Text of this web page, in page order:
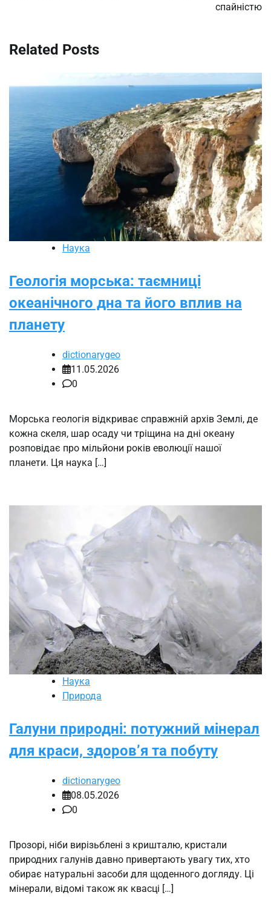
спайністю
Related Posts
Наука
Геологія морська: таємниці
океанічного дна та його вплив на
планету
dictionarygeo
11.05.2026
0
Морська геологія відкриває справжній архів Землі, де
кожна скеля, шар осаду чи тріщина на дні океану
розповідає про мільйони років еволюції нашої
планети. Ця наука […]
Наука
Природа
Галуни природні: потужний мінерал
для краси, здоров’я та побуту
dictionarygeo
08.05.2026
0
Прозорі, ніби вирізьблені з кришталю, кристали
природних галунів давно привертають увагу тих, хто
обирає натуральні засоби для щоденного догляду. Ці
мінерали, відомі також як квасці […]